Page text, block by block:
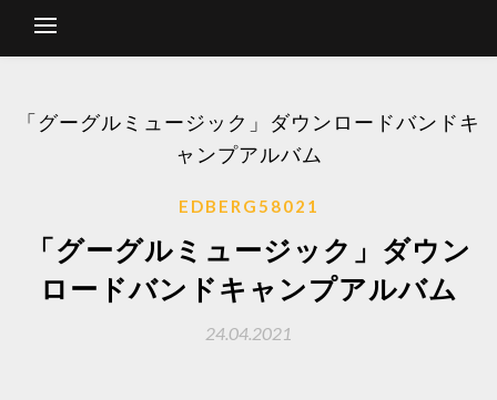
「グーグルミュージック」ダウンロードバンドキ
ャンプアルバム
EDBERG58021
「グーグルミュージック」ダウン
ロードバンドキャンプアルバム
24.04.2021